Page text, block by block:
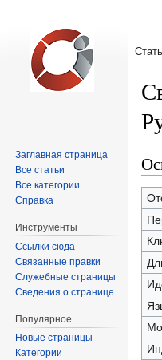
к
к
Заглавная страница
Все статьи
Все категории
Справка
Инструменты
Ссылки сюда
Связанные правки
Служебные страницы
Сведения о странице
Популярное
Новые страницы
Категории